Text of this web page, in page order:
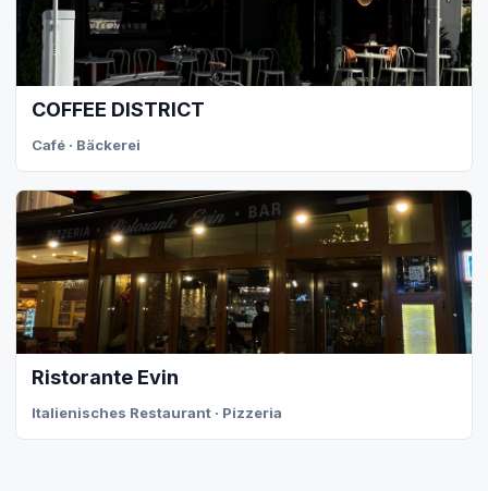
COFFEE DISTRICT
Café · Bäckerei
Ristorante Evin
Italienisches Restaurant · Pizzeria